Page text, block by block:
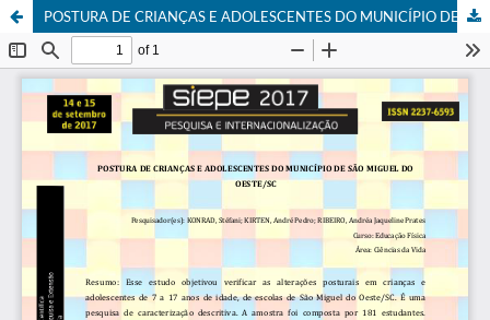
POSTURA DE CRIANÇAS E ADOLESCENTES DO MUNICÍPIO DE SÃO MIGUEL DO OESTE/SC